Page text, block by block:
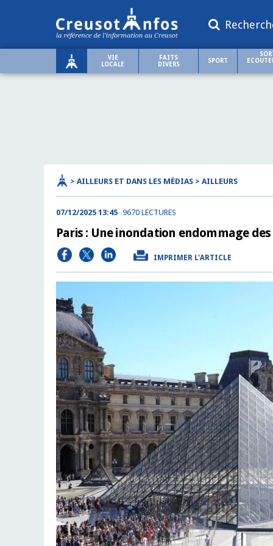
VIE
LOCALE
FAITS
DIVERS
SPORT
> AILLEURS ET DANS LES MÉDIAS > AILLEURS
07/12/2025 13:45 9670 LECTURES
Paris : Une inondation endommage
IMPRIMER L'ARTICLE